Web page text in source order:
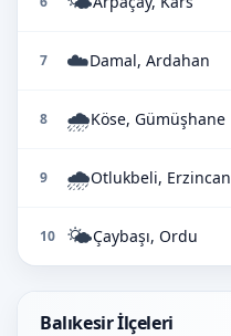
7 ☁️Damal, Ardahan
8 🌧️Köse, Gümüşhane
9 🌧️Otlukbeli, Erzincan
10 🌤️Çaybaşı, Ordu
Balıkesir İlçeleri